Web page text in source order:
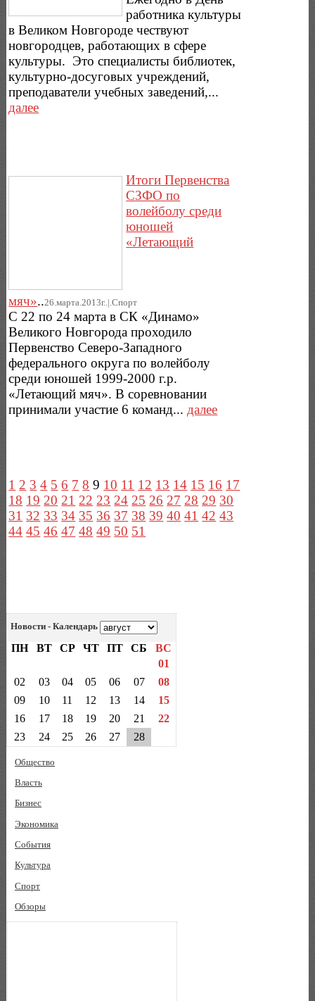
работника культуры
в Великом Новгороде чествуют
новгородцев, работающих в сфере
культуры. Это специалисты библиотек,
культурно-досуговых учреждений,
преподаватели учебных заведений,...
далее
Итоги Первенства
СЗФО по
волейболу среди
юношей
«Летающий
мяч»..26.марта.2013г..|.Спорт
С 22 по 24 марта в СК «Динамо»
Великого Новгорода проходило
Первенство Северо-Западного
федерального округа по волейболу
среди юношей 1999-2000 г.р.
«Летающий мяч». В соревновании
принимали участие 6 команд...далее
1 2 3 4 5 6 7 8 9 10 11 12 13 14 15 16 17
18 19 20 21 22 23 24 25 26 27 28 29 30
31 32 33 34 35 36 37 38 39 40 41 42 43
44 45 46 47 48 49 50 51
Новости - Календарь
ПН ВТ СР ЧТ ПТ СБ
ВС
01
02
03 04 05 06 07
08
09
10 11 12 13 14
15
16
17 18 19 20 21
22
23
24 25 26 27 28
Общество
Власть
Бизнес
Экономика
События
Культура
Спорт
Обзоры